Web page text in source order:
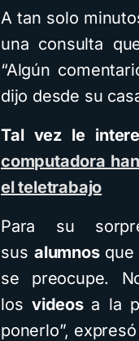
A tan solo
una consulta
“Algún
dijo desde su
Tal vez le
computadora
el teletrabajo
Para su
susalumnos que
se preocupe.
los videos a la
ponerlo”,